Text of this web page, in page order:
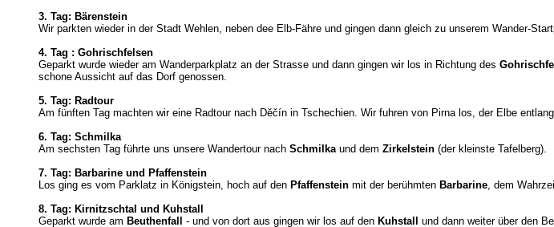
3. Tag: Bärenstein
Wir parkten wieder in der Stadt Wehlen, neben dee Elb-Fähre und gingen dann gleich zu unserem Wander-
4. Tag : Gohrischfelsen
Geparkt wurde wieder am Wanderparkplatz an der Strasse und dann gingen wir los in Richtung des
schone Aussicht auf das Dorf genossen.
5. Tag: Radtour
Am fünften Tag machten wir eine Radtour nach Děčín in Tschechien. Wir fuhren von Pirna los, der Elbe
6. Tag: Schmilka
Am sechsten Tag führte uns unsere Wandertour nach Schmilkaund dem Zirkelstein (der kleinste Tafelberg).
7. Tag: Barbarine und Pfaffenstein
Los ging es vom Parklatz in Königstein, hoch auf den Pfaffenstein mit der berühmten Barbarine, dem
8. Tag: Kirnitzschtal und Kuhstall
Geparkt wurde am Beuthenfall - und von dort aus gingen wir los auf den Kuhstall und dann weiter über den